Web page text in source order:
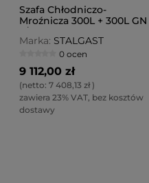
Szafa Chłodniczo-
Mroźnicza 300L + 300L GN
2/1
Marka: STALGAST
0 ocen
9 112,00 zł
(netto: 7 408,13 zł)
zawiera 23% VAT, bez kosztów
dostawy